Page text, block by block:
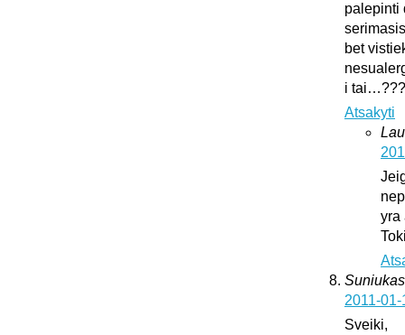
palepinti
bet
i tai…???
Atsakyti
yra
2011-
Sveiki,